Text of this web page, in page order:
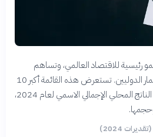
رئيسية للاقتصاد العالمي، وتساهم
بشكل متزايد في التجارة والاستثمار الدوليين. تستعرض هذه القائمة أكبر 10
أسواق ناشئة بناءً على تقديرات الناتج المحلي الإجمالي الاسمي لعام 2024،
2024)